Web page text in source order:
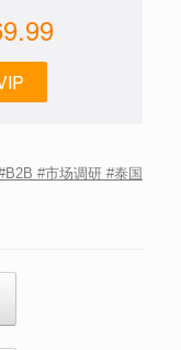
#市场调研 #泰国